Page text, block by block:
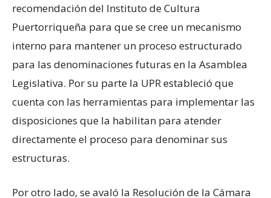
recomendación del Instituto de Cultura
Puertorriqueña para que se cree un mecanismo
interno para mantener un proceso estructurado
para las denominaciones futuras en la Asamblea
Legislativa. Por su parte la UPR estableció que
cuenta con las herramientas para implementar las
disposiciones que la habilitan para atender
directamente el proceso para denominar sus
estructuras.
Por otro lado, se avaló la Resolución de la Cámara